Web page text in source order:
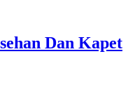
Dan Kapet